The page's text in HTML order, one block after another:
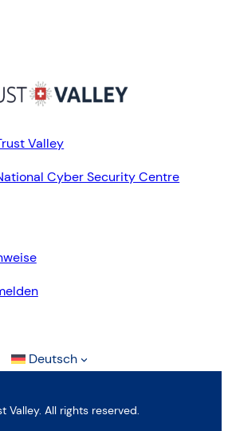
Valley
Cyber Security Centre
Deutsch
Valley. All rights reserved.